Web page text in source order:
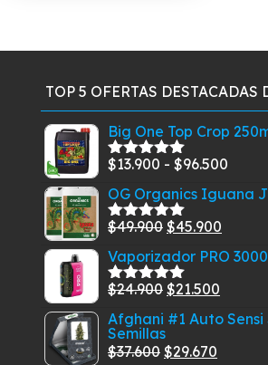
TOP 5 OFERTAS DESTACADAS
Big One Top Crop
Valorado
5
$13.900 - $96.500
OG Organics Iguana
Valorado
5
$49.900 El
precio
original
era:
$49.900.
$45.900
precio
Vaporizador PRO
Valorado
5
$24.900 El
precio
era:
$21.500
precio
Afghani #1 Auto Sensi
Semillas
$37.600 El
$29.670